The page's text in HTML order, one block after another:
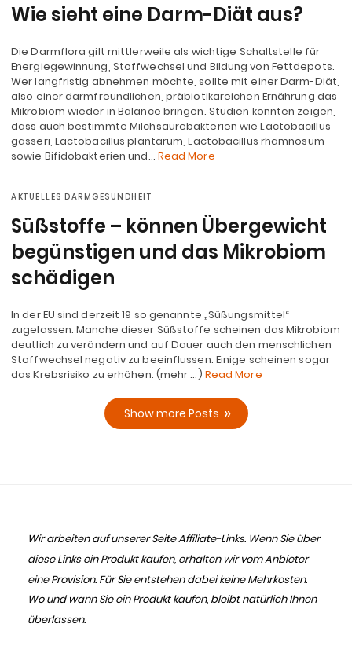
Wie sieht eine Darm-Diät aus?
Die Darmflora gilt mittlerweile als wichtige Schaltstelle für
Energiegewinnung, Stoffwechsel und Bildung von Fettdepots.
Wer langfristig abnehmen möchte, sollte mit einer Darm-Diät,
also einer darmfreundlichen, präbiotikareichen Ernährung das
Mikrobiom wieder in Balance bringen. Studien konnten zeigen,
dass auch bestimmte Milchsäurebakterien wie Lactobacillus
gasseri, Lactobacillus plantarum, Lactobacillus rhamnosum
sowie Bifidobakterien und… Read More
AKTUELLES DARMGESUNDHEIT
Süßstoffe – können Übergewicht
begünstigen und das Mikrobiom
schädigen
In der EU sind derzeit 19 so genannte „Süßungsmittel“
zugelassen. Manche dieser Süßstoffe scheinen das Mikrobiom
deutlich zu verändern und auf Dauer auch den menschlichen
Stoffwechsel negativ zu beeinflussen. Einige scheinen sogar
das Krebsrisiko zu erhöhen. (mehr …) Read More
Show more Posts
Wir arbeiten auf unserer Seite Affiliate-Links. Wenn Sie über
diese Links ein Produkt kaufen, erhalten wir vom Anbieter
eine Provision. Für Sie entstehen dabei keine Mehrkosten.
Wo und wann Sie ein Produkt kaufen, bleibt natürlich Ihnen
überlassen.